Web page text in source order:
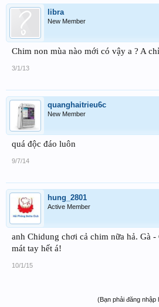
libra
New Member
Chim non mùa nào mới có vậy a ? A
3/1/13
quanghaitrieu6c
New Member
quá độc đáo luôn
9/7/14
hung_2801
Active Member
anh Chidung chơi cả chim nữa hả. Gà
mát tay hết á!
10/1/15
(Bạn phải đăng nhập